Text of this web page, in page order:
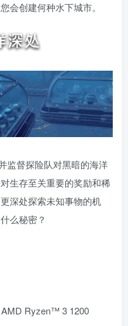
会创建何种水下城市。
监督探险队对黑暗的海洋
生存至关重要的奖励和稀
深处探索未知事物的机
么秘密？
Ryzen™ 3 1200